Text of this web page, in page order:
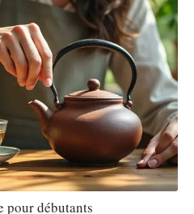
pour débutants